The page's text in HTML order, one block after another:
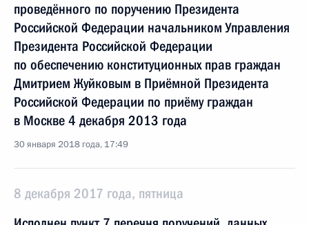
проведённого по поручению Президента
Российской Федерации начальником Управления
Президента Российской Федерации
по обеспечению конституционных прав граждан
Дмитрием Жуйковым в Приёмной Президента
Российской Федерации по приёму граждан
в Москве 4 декабря 2013 года
30 января 2018 года, 17:49
8 декабря 2017 года, пятница